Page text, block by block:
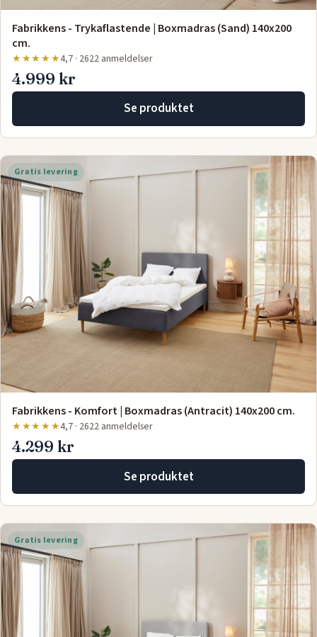
Fabrikkens - Trykaflastende | Boxmadras (Sand) 140x200
cm.
★★★★★4,7 · 2622 anmeldelser
4.999 kr
Se produktet
Gratis levering
Fabrikkens - Komfort | Boxmadras (Antracit) 140x200 cm.
★★★★★4,7 · 2622 anmeldelser
4.299 kr
Se produktet
Gratis levering